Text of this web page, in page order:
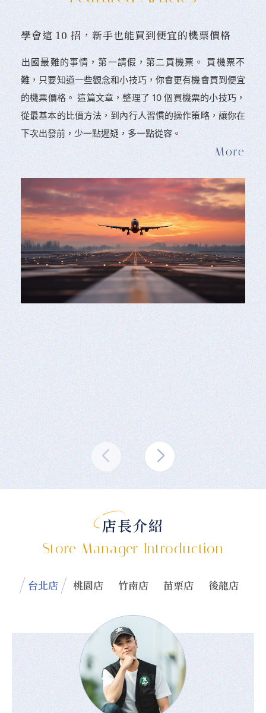
學會這 10 招，新手也能買到便宜的機票價格
󠀠出國最難的事情，第一請假，第二買機票。 󠀠買機票不
難，只要知道一些觀念和小技巧，你會更有機會買到便宜
的機票價格。 這篇文章，整理了 10 個買機票的小技巧，
從最基本的比價方法，到內行人習慣的操作策略，讓你在
下次出發前，少一點遲疑，多一點從容。
店長介紹
Store Manager Introduction
台北店 桃園店 竹南店 苗栗店 後龍店